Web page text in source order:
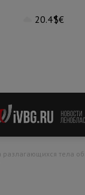
20.4°$€